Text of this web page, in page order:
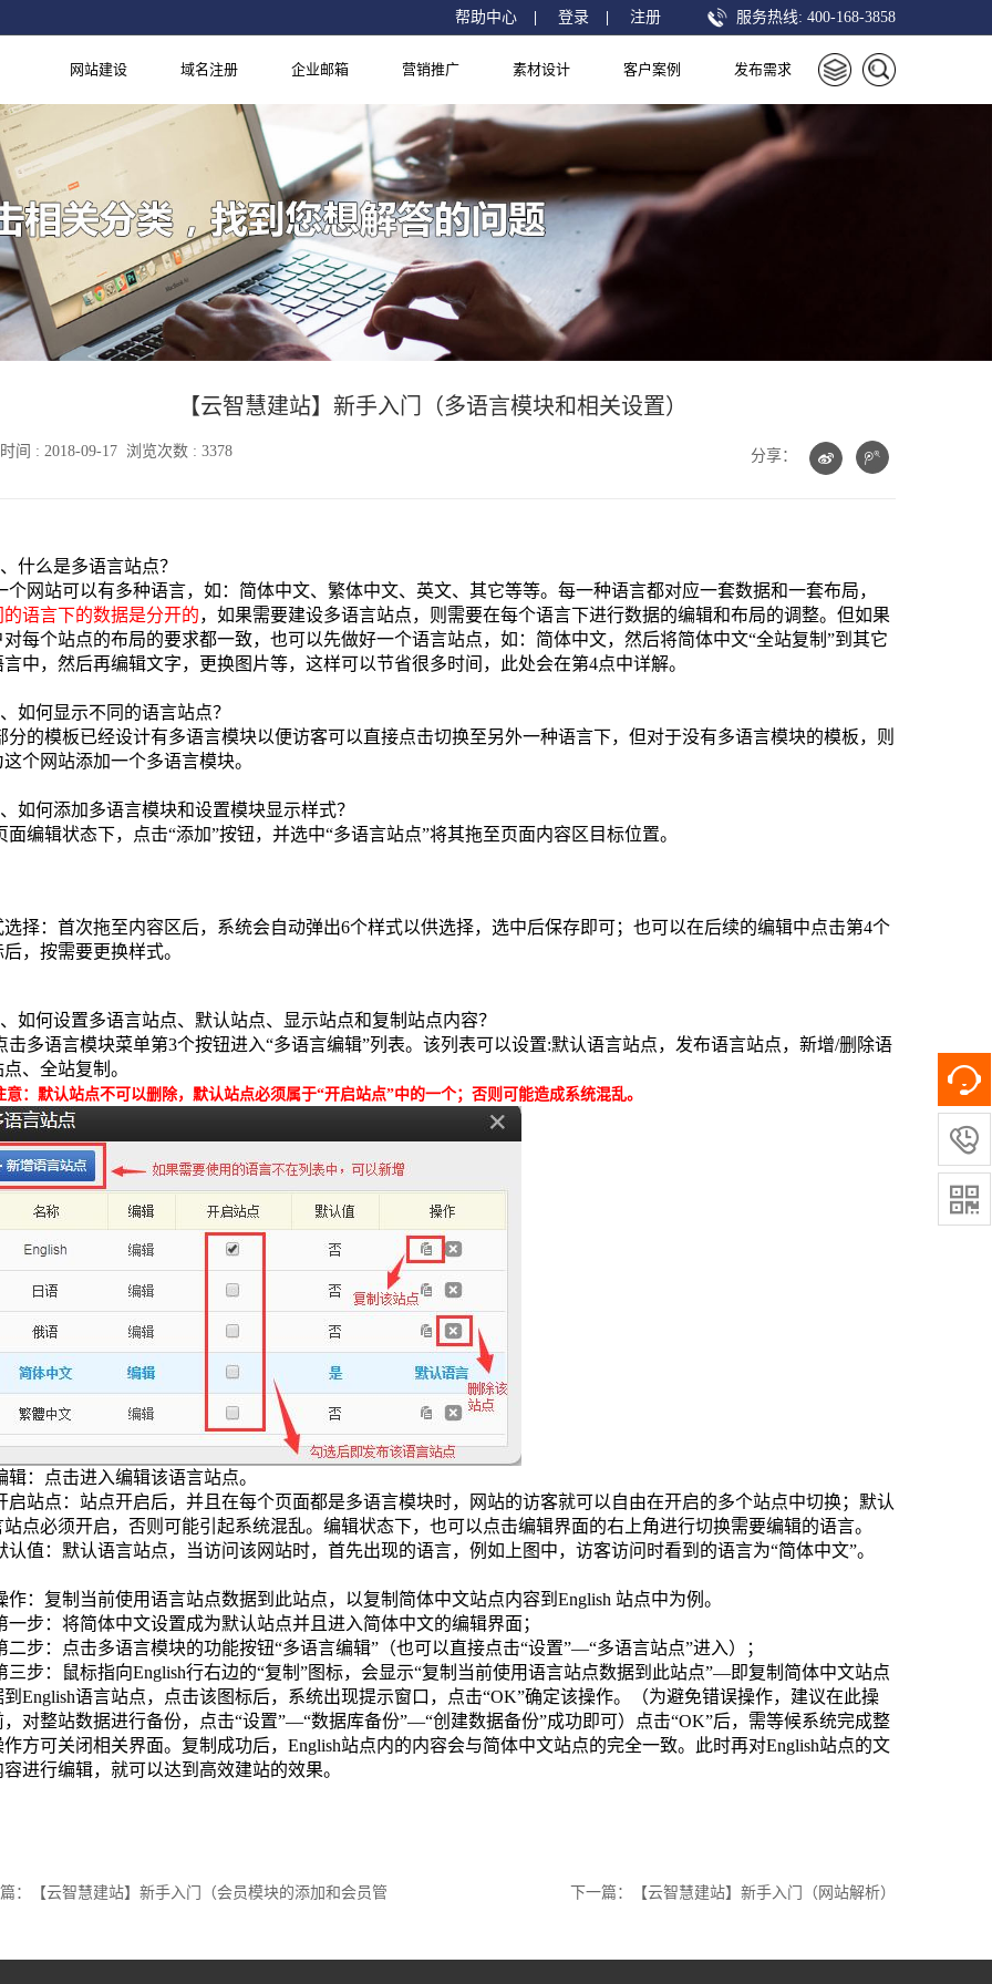
帮助中心 登录 注册 服务热线: 400-168-3858
网站建设 域名注册 企业邮箱 营销推广 素材设计 客户案例 发布需求
【云智慧建站】新手入门（多语言模块和相关设置）
间 : 2018-09-17 浏览次数 : 3378 分享：
什么是多语言站点？
个网站可以有多种语言，如：简体中文、繁体中文、英文、其它等等。每一种语言都对应一套数据和一套布局，
的语言下的数据是分开的，如果需要建设多语言站点，则需要在每个语言下进行数据的编辑和布局的调整。但如果
对每个站点的布局的要求都一致，也可以先做好一个语言站点，如：简体中文，然后将简体中文“全站复制”到其它
言中，然后再编辑文字，更换图片等，这样可以节省很多时间，此处会在第4点中详解。
如何显示不同的语言站点？
分的模板已经设计有多语言模块以便访客可以直接点击切换至另外一种语言下，但对于没有多语言模块的模板，则
个网站添加一个多语言模块。
如何添加多语言模块和设置模块显示样式？
面编辑状态下，点击“添加”按钮，并选中“多语言站点”将其拖至页面内容区目标位置。
选择：首次拖至内容区后，系统会自动弹出6个样式以供选择，选中后保存即可；也可以在后续的编辑中点击第4个
，按需要更换样式。
如何设置多语言站点、默认站点、显示站点和复制站点内容？
击多语言模块菜单第3个按钮进入“多语言编辑”列表。该列表可以设置:默认语言站点，发布语言站点，新增/删除语
、全站复制。
意：默认站点不可以删除，默认站点必须属于“开启站点”中的一个；否则可能造成系统混乱。
辑：点击进入编辑该语言站点。
启站点：站点开启后，并且在每个页面都是多语言模块时，网站的访客就可以自由在开启的多个站点中切换；默认
站点必须开启，否则可能引起系统混乱。编辑状态下，也可以点击编辑界面的右上角进行切换需要编辑的语言。
认值：默认语言站点，当访问该网站时，首先出现的语言，例如上图中，访客访问时看到的语言为“简体中文”。
作：复制当前使用语言站点数据到此站点，以复制简体中文站点内容到English 站点中为例。
一步：将简体中文设置成为默认站点并且进入简体中文的编辑界面；
二步：点击多语言模块的功能按钮“多语言编辑”（也可以直接点击“设置”—“多语言站点”进入）；
三步：鼠标指向English行右边的“复制”图标，会显示“复制当前使用语言站点数据到此站点”—即复制简体中文站点
到English语言站点，点击该图标后，系统出现提示窗口，点击“OK”确定该操作。（为避免错误操作，建议在此操
，对整站数据进行备份，点击“设置”—“数据库备份”—“创建数据备份”成功即可）点击“OK”后，需等候系统完成整
作方可关闭相关界面。复制成功后，English站点内的内容会与简体中文站点的完全一致。此时再对English站点的文
容进行编辑，就可以达到高效建站的效果。
：【云智慧建站】新手入门（会员模块的添加和会员管 下一篇：【云智慧建站】新手入门（网站解析）

